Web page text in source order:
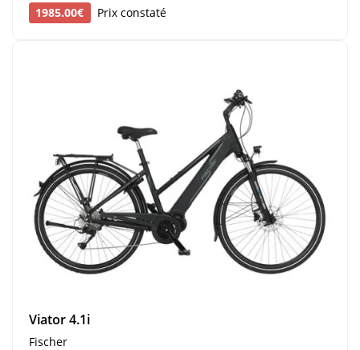
1985.00€
Prix constaté
Viator 4.1i
Fischer